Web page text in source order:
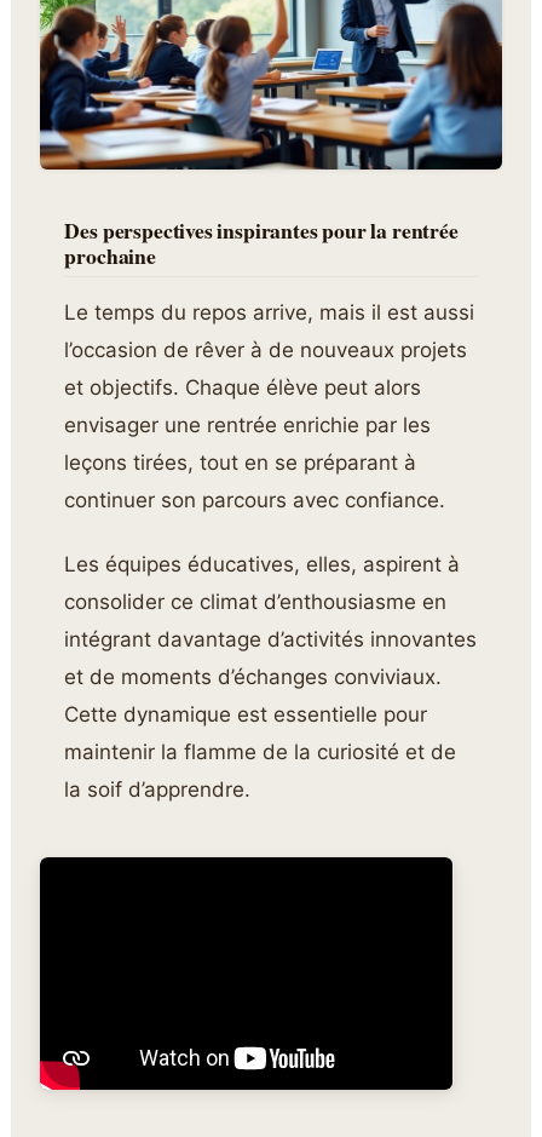
Des perspectives inspirantes pour la rentrée
prochaine
Le temps du repos arrive, mais il est aussi
l’occasion de rêver à de nouveaux projets
et objectifs. Chaque élève peut alors
envisager une rentrée enrichie par les
leçons tirées, tout en se préparant à
continuer son parcours avec confiance.
Les équipes éducatives, elles, aspirent à
consolider ce climat d’enthousiasme en
intégrant davantage d’activités innovantes
et de moments d’échanges conviviaux.
Cette dynamique est essentielle pour
maintenir la flamme de la curiosité et de
la soif d’apprendre.